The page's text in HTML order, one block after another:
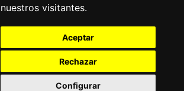
nuestros visitantes.
Aceptar
Rechazar
Configurar